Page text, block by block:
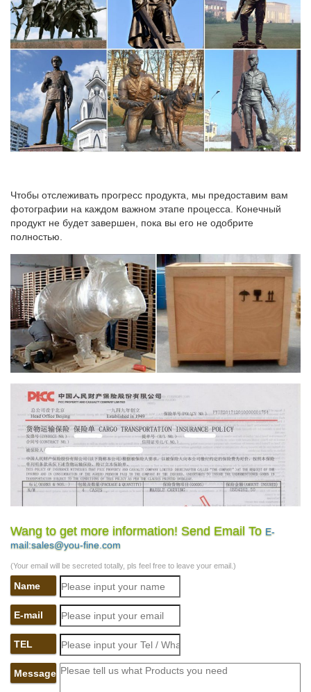
Чтобы отслеживать прогресс продукта, мы предоставим вам
фотографии на каждом важном этапе процесса. Конечный
продукт не будет завершен, пока вы его не одобрите
полностью.
Wang to get more information! Send Email To E-
mail:sales@you-fine.com
(Your email will be secreted totally, pls feel free to leave your email.)
Name
E-mail
TEL
Message